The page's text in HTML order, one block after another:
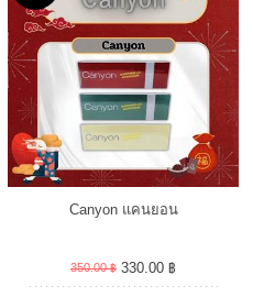
Canyon แคนยอน
350.00 ฿ 330.00 ฿